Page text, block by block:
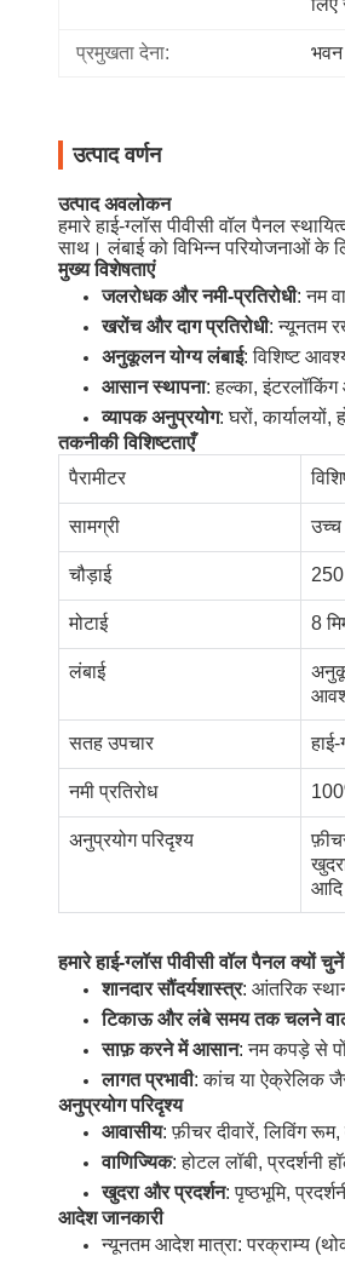
लिए
प्रमुखता देना: भवन
उत्पाद वर्णन
उत्पाद अवलोकन
हमारे हाई-ग्लॉस पीवीसी वॉल पैनल
साथ। लंबाई को विभिन्न परियोजनाओं
मुख्य विशेषताएं
जलरोधक और नमी-प्रतिरोधी: नम
खरोंच और दाग प्रतिरोधी: न्यूनतम
अनुकूलन योग्य लंबाई: विशिष्ट
आसान स्थापना: हल्का,
व्यापक अनुप्रयोग: घरों,
तकनीकी विशिष्टताएँ
पैरामीटर
सामग्री उच्च
चौड़ाई 250
मोटाई 8
लंबाई
सतह उपचार
नमी प्रतिरोध
अनुप्रयोग परिदृश्य
हमारे हाई-ग्लॉस पीवीसी वॉल पैनल क्यों
शानदार सौंदर्यशास्त्र: आंतरिक
टिकाऊ और लंबे समय तक चलने
साफ़ करने में आसान: नम कपड़े से
लागत प्रभावी: कांच या ऐक्रेलिक
अनुप्रयोग परिदृश्य
आवासीय: फ़ीचर दीवारें, लिविंग रूम,
वाणिज्यिक: होटल लॉबी, प्रदर्शनी
खुदरा और प्रदर्शन: पृष्ठभूमि,
आदेश जानकारी
न्यूनतम आदेश मात्रा: परक्राम्य